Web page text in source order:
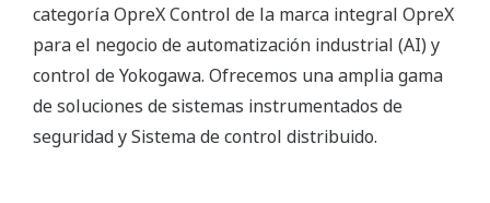
categoría OpreX Control de la marca integral OpreX
para el negocio de automatización industrial (AI) y
control de Yokogawa. Ofrecemos una amplia gama
de soluciones de sistemas instrumentados de
seguridad y Sistema de control distribuido.